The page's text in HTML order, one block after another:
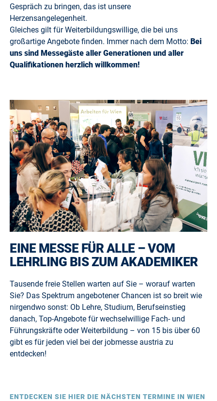
Gespräch zu bringen, das ist unsere
Herzensangelegenheit.
Gleiches gilt für Weiterbildungswillige, die bei uns
großartige Angebote finden. Immer nach dem Motto: Bei
uns sind Messegäste aller Generationen und aller
Qualifikationen herzlich willkommen!
EINE MESSE FÜR ALLE – VOM
LEHRLING BIS ZUM AKADEMIKER
Tausende freie Stellen warten auf Sie – worauf warten
Sie? Das Spektrum angebotener Chancen ist so breit wie
nirgendwo sonst: Ob Lehre, Studium, Berufseinstieg
danach, Top-Angebote für wechselwillige Fach- und
Führungskräfte oder Weiterbildung – von 15 bis über 60
gibt es für jeden viel bei der jobmesse austria zu
entdecken!
ENTDECKEN SIE HIER DIE NÄCHSTEN TERMINE IN WIEN